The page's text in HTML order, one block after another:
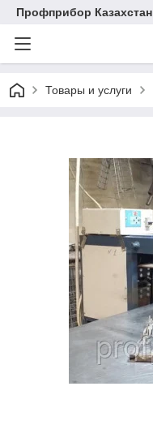
Профприбор Казахстан
Товары и услуги